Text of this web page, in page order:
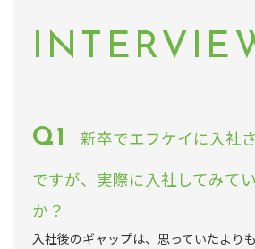
新卒でエフケイに入社
ですが、実際に入社してみて
か？
入社後のギャップは、思っていたより